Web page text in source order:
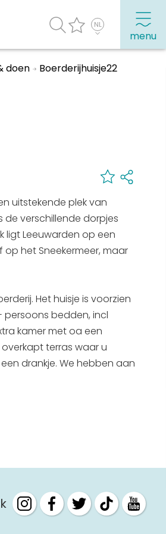
menu
Escapegame Sneek
routes
in Sneek
doen Boerderijhuisje22
uitstekende plek van
de verschillende dorpjes
ligt Leeuwarden op een
het Sneekermeer, maar
Het huisje is voorzien
persoons bedden, incl
kamer met oa een
terras waar u
drankje. We hebben aan